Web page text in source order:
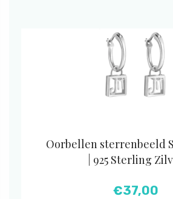
Oorbellen sterrenbeeld
| 925 Sterling
€37,00